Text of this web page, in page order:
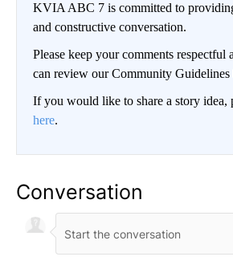
KVIA ABC 7 is committed to
and constructive conversation.
Please keep your comments respectful
can review our Community Guidelines
If you would like to share a story idea,
here.
Conversation